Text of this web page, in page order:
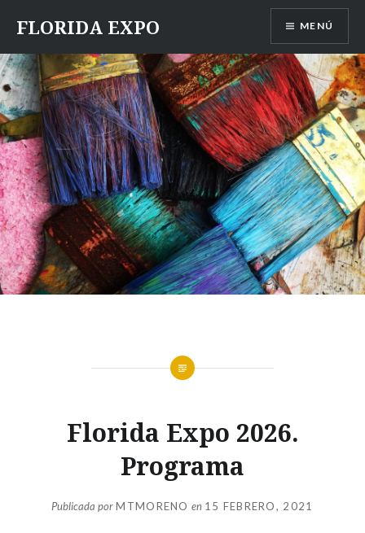
contenido
FLORIDA EXPO MENÚ
Florida Expo 2026.
Programa
Publicada porMTMORENO en 15 FEBRERO, 2021